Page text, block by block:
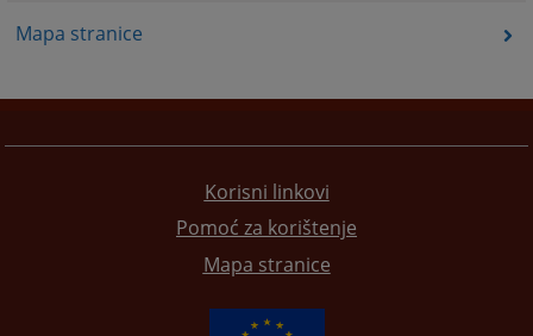
Mapa stranice
Korisni linkovi
Pomoć za korištenje
Mapa stranice